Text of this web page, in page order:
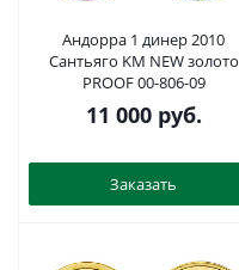
Андорра 1 динер 2010
Сантьяго KM NEW золото
PROOF 00-806-09
11 000руб.
Заказать